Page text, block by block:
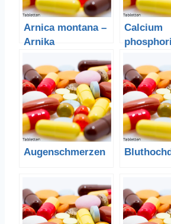
Arnica montana –
Arnika
Calcium
hosphat
Augenschmerzen